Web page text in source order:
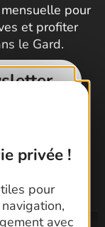
privée !
pour
avec
pour
et profiter
le Gard.